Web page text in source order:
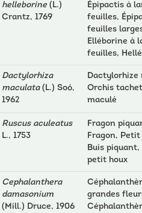
helleborine(L.)
Crantz, 1769
Épipactis à
feuilles,
feuilles
Elléborine à
feuilles,
Dactylorhiza
maculata(L.) Soó,
1962
Dactylorhize
Orchis
maculé
Ruscus aculeatus
L., 1753
Fragon
Fragon, Petit
Buis piquant,
petit houx
Cephalanthera
damasonium
(Mill.) Druce, 1906
grandes